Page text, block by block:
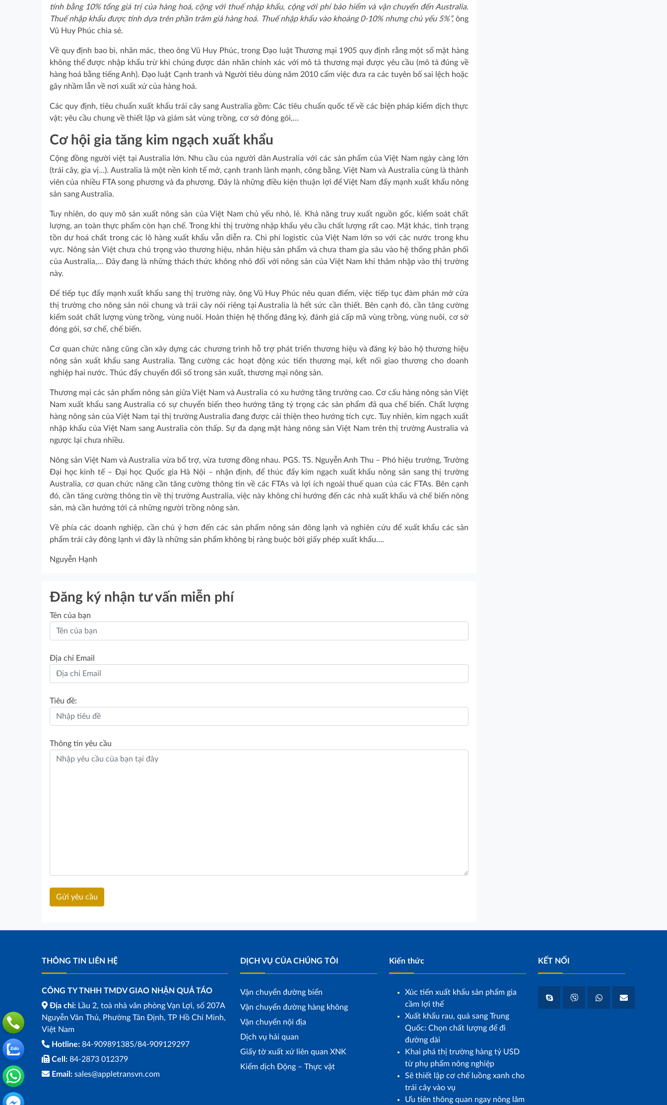
tính bằng 10% tổng giá trị của hàng hoá, cộng với thuế nhập khẩu, cộng với phí bảo hiểm và vận chuyển đến Australia.
Thuế nhập khẩu được tính dựa trên phần trăm giá hàng hoá. Thuế nhập khẩu vào khoảng 0-10% nhưng chủ yếu 5%”,ông
Vũ Huy Phúc chia sẻ.
Về quy định bao bì, nhãn mác, theo ông Vũ Huy Phúc, trong Đạo luật Thương mại 1905 quy định rằng một số mặt hàng
không thể được nhập khẩu trừ khi chúng được dán nhãn chính xác với mô tả thương mại được yêu cầu (mô tả đúng về
hàng hoá bằng tiếng Anh). Đạo luật Cạnh tranh và Người tiêu dùng năm 2010 cấm việc đưa ra các tuyên bố sai lệch hoặc
gây nhầm lẫn về nơi xuất xứ của hàng hoá.
Các quy định, tiêu chuẩn xuất khẩu trái cây sang Australia gồm: Các tiêu chuẩn quốc tế về các biện pháp kiểm dịch thực
vật; yêu cầu chung về thiết lập và giám sát vùng trồng, cơ sở đóng gói,…
Cơ hội gia tăng kim ngạch xuất khẩu
Cộng đồng người việt tại Australia lớn. Nhu cầu của người dân Australia với các sản phẩm của Việt Nam ngày càng lớn
(trái cây, gia vị…). Australia là một nền kinh tế mở, cạnh tranh lành mạnh, công bằng. Việt Nam và Australia cùng là thành
viên của nhiều FTA song phương và đa phương. Đây là những điều kiện thuận lợi để Việt Nam đẩy mạnh xuất khẩu nông
sản sang Australia.
Tuy nhiên, do quy mô sản xuất nông sản của Việt Nam chủ yếu nhỏ, lẻ. Khả năng truy xuất nguồn gốc, kiểm soát chất
lượng, an toàn thực phẩm còn hạn chế. Trong khi thị trường nhập khẩu yêu cầu chất lượng rất cao. Mặt khác, tình trạng
tồn dư hoá chất trong các lô hàng xuất khẩu vẫn diễn ra. Chi phí logistic của Việt Nam lớn so với các nước trong khu
vực. Nông sản Việt chưa chú trọng vào thương hiệu, nhãn hiệu sản phẩm và chưa tham gia sâu vào hệ thống phân phối
của Australia,… Đây đang là những thách thức không nhỏ đối với nông sản của Việt Nam khi thâm nhập vào thị trường
này.
Để tiếp tục đẩy mạnh xuất khẩu sang thị trường này, ông Vũ Huy Phúc nêu quan điểm, việc tiếp tục đàm phán mở cửa
thị trường cho nông sản nói chung và trái cây nói riêng tại Australia là hết sức cần thiết. Bên cạnh đó, cần tăng cường
kiểm soát chất lượng vùng trồng, vùng nuôi. Hoàn thiện hệ thống đăng ký, đánh giá cấp mã vùng trồng, vùng nuôi, cơ sở
đóng gói, sơ chế, chế biến.
Cơ quan chức năng cũng cần xây dựng các chương trình hỗ trợ phát triển thương hiệu và đăng ký bảo hộ thương hiệu
nông sản xuất khẩu sang Australia. Tăng cường các hoạt động xúc tiến thương mại, kết nối giao thương cho doanh
nghiệp hai nước. Thúc đẩy chuyển đổi số trong sản xuất, thương mại nông sản.
Thương mại các sản phẩm nông sản giữa Việt Nam và Australia có xu hướng tăng trưởng cao. Cơ cấu hàng nông sản Việt
Nam xuất khẩu sang Australia có sự chuyển biến theo hướng tăng tỷ trọng các sản phẩm đã qua chế biến. Chất lượng
hàng nông sản của Việt Nam tại thị trường Australia đang được cải thiện theo hướng tích cực. Tuy nhiên, kim ngạch xuất
nhập khẩu của Việt Nam sang Australia còn thấp. Sự đa dạng mặt hàng nông sản Việt Nam trên thị trường Australia và
ngược lại chưa nhiều.
Nông sản Việt Nam và Australia vừa bổ trợ, vừa tương đồng nhau. PGS. TS. Nguyễn Anh Thu – Phó hiệu trưởng, Trường
Đại học kinh tế – Đại học Quốc gia Hà Nội – nhận định, để thúc đẩy kim ngạch xuất khẩu nông sản sang thị trường
Australia, cơ quan chức năng cần tăng cường thông tin về các FTAs và lợi ích ngoài thuế quan của các FTAs. Bên cạnh
đó, cần tăng cường thông tin về thị trường Australia, việc này không chỉ hướng đến các nhà xuất khẩu và chế biến nông
sản, mà cần hướng tới cả những người trồng nông sản.
Về phía các doanh nghiệp, cần chú ý hơn đến các sản phẩm nông sản đông lạnh và nghiên cứu để xuất khẩu các sản
phẩm trái cây đông lạnh vì đây là những sản phẩm không bị ràng buộc bởi giấy phép xuất khẩu….
Nguyễn Hạnh
Đăng ký nhận tư vấn miễn phí
Tên của bạn
Địa chỉ Email
Tiêu đề:
Thông tin yêu cầu
THÔNG TIN LIÊN HỆ
CÔNG TY TNHH TMDV GIAO NHẬN QUẢ TÁO
Địa chỉ: Lầu 2, toà nhà văn phòng Vạn Lợi, số 207A
Nguyễn Văn Thủ, Phường Tân Định, TP Hồ Chí Minh,
Việt Nam
Hotline: 84-909891385/84-909129297
Cell: 84-2873 012379
Email: sales@appletransvn.com
DỊCH VỤ CỦA CHÚNG TÔI
Vận chuyển đường biển
Vận chuyển đường hàng không
Vận chuyển nội địa
Dịch vụ hải quan
Giấy tờ xuất xứ liên quan XNK
Kiểm dịch Động – Thực vật
Kiến thức
Xúc tiến xuất khẩu sản phẩm gia
cầm lợi thế
Xuất khẩu rau, quả sang Trung
Quốc: Chọn chất lượng để đi
đường dài
Khai phá thị trường hàng tỷ USD
từ phụ phẩm nông nghiệp
Sẽ thiết lập cơ chế luồng xanh cho
trái cây vào vụ
Ưu tiên thông quan ngay nông lâm
KẾT NỐI